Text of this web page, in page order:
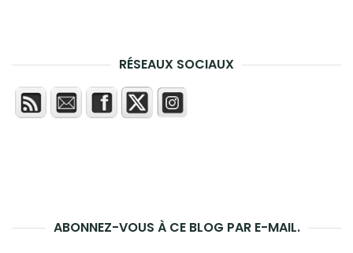
RÉSEAUX SOCIAUX
ABONNEZ-VOUS À CE BLOG PAR E-MAIL.